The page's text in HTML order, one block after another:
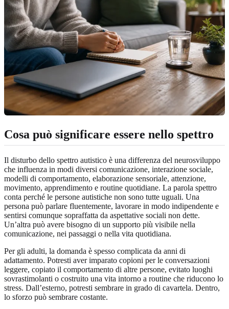
Cosa può significare essere nello spettro
Il disturbo dello spettro autistico è una differenza del neurosviluppo
che influenza in modi diversi comunicazione, interazione sociale,
modelli di comportamento, elaborazione sensoriale, attenzione,
movimento, apprendimento e routine quotidiane. La parola spettro
conta perché le persone autistiche non sono tutte uguali. Una
persona può parlare fluentemente, lavorare in modo indipendente e
sentirsi comunque sopraffatta da aspettative sociali non dette.
Un’altra può avere bisogno di un supporto più visibile nella
comunicazione, nei passaggi o nella vita quotidiana.
Per gli adulti, la domanda è spesso complicata da anni di
adattamento. Potresti aver imparato copioni per le conversazioni
leggere, copiato il comportamento di altre persone, evitato luoghi
sovrastimolanti o costruito una vita intorno a routine che riducono lo
stress. Dall’esterno, potresti sembrare in grado di cavartela. Dentro,
lo sforzo può sembrare costante.